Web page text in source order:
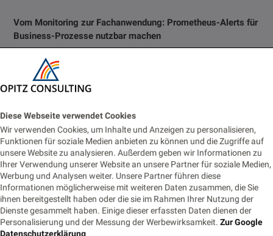
Diese Webseite verwendet Cookies
Wir verwenden Cookies, um Inhalte und Anzeigen zu personalisieren,
Funktionen für soziale Medien anbieten zu können und die Zugriffe auf
unsere Website zu analysieren. Außerdem geben wir Informationen zu
Ihrer Verwendung unserer Website an unsere Partner für soziale Medien,
Werbung und Analysen weiter. Unsere Partner führen diese
Informationen möglicherweise mit weiteren Daten zusammen, die Sie
ihnen bereitgestellt haben oder die sie im Rahmen Ihrer Nutzung der
Dienste gesammelt haben. Einige dieser erfassten Daten dienen der
Personalisierung und der Messung der Werbewirksamkeit. Zur Google
Datenschutzerklärung
Vom Monitoring zur Fachanwendung: Prometheus-Alerts für
Business-Prozesse nutzbar machen
Eventbasierte Synchronisation zwischen Monolith und
Cloud-Modul
18. JUNI 2026
Die Nachtwache: Rufbereitschaft für IT-Profis
9. JUNI 2026
Tags